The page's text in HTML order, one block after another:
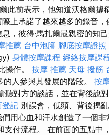
此前表示，他知道沃格爾據
上承諾了越來越多的錄音
，彼得·馬扎爾最親密的知
推薦 台中泡腳 腳底按摩證照
身體按摩課程 經絡按摩課
操作。 按摩 推薦 天母 撥筋
人參與其發展的階段。 按
聽對方的談話，並在背後說
登記 別誤會，低頭、背後搗
們用心血和汗水創造了一個非
支付流程。 在前面的五點中